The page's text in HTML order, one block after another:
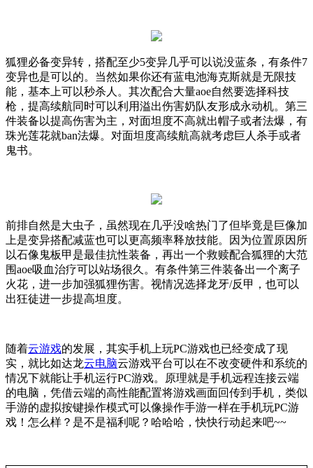
狐狸必备变异转，搭配至少5变异几乎可以说没蓝条，有条件7
变异也是可以的。当然如果你还有蓝电池海克斯就是无限技
能，基本上可以秒杀人。其次配合大量aoe自然要选择科技
枪，提高续航同时可以利用溢出伤害奶队友形成永动机。第三
件装备以提高伤害为主，对面坦度不高就出帽子或者法爆，有
珠光莲花就ban法爆。对面坦度高续航高就考虑巨人杀手或者
鬼书。
前排自然是大虫子，虽然现在几乎没啥热门了但毕竟是巨像加
上是变异搭配减蓝也可以更高频率释放技能。因为位置原因所
以石像鬼板甲是最佳抗性装备，再出一个救赎配合狐狸的大范
围aoe吸血治疗可以站场很久。有条件第三件装备出一个离子
火花，进一步加强狐狸伤害。视情况选择龙牙/反甲，也可以
出狂徒进一步提高坦度。
随着云游戏的发展，其实手机上玩PC游戏也已经变成了现
实，就比如达龙云电脑云游戏平台可以在不改变硬件和系统的
情况下就能让手机运行PC游戏。原理就是手机远程连接云端
的电脑，凭借云端的高性能配置将游戏画面回传到手机，类似
手游的虚拟按键操作模式可以像操作手游一样在手机玩PC游
戏！怎么样？是不是福利呢？哈哈哈，快快行动起来吧~~